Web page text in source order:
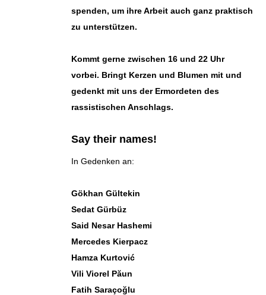
spenden, um ihre Arbeit auch ganz praktisch
zu unterstützen.
Kommt gerne zwischen 16 und 22 Uhr
vorbei. Bringt Kerzen und Blumen mit und
gedenkt mit uns der Ermordeten des
rassistischen Anschlags.
Say their names!
In Gedenken an:
Gökhan Gültekin
Sedat Gürbüz
Said Nesar Hashemi
Mercedes Kierpacz
Hamza Kurtović
Vili Viorel Păun
Fatih Saraçoğlu